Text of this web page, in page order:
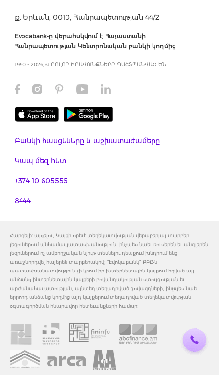
ք. Երևան, 0010, Հանրապետության 44/2
Evocabank-ը վերահսկվում է Հայաստանի
Հանրապետության Կենտրոնական բանկի կողմից
1990 - 2026, © ԲՈԼՈՐ ԻՐԱՎՈՒՆՔՆԵՐԸ ՊԱՇՏՊԱՆՎԱԾ ԵՆ
Բանկի հասցեները և աշխատաժամերը
Կապ մեզ հետ
+374 10 605555
8444
Հարգելի' այցելու, Կայքի որեւէ տեղեկատվության վերաբերյալ տարբեր
լեզուներում անհամապատասխանություն, ինչպես նաեւ ռուսերեն եւ անգլերեն
լեզուներում ոչ ամբողջական նյութ տեսնելու դեպքում խնդրում ենք
առաջնորդվել հայերեն տարբերակով: "Էվոկաբանկ" ԲԲԸ-ն
պատասխանատվություն չի կրում իր ինտերնետային կայքում հղված այլ
անձանց ինտերնետային կայքերի բովանդակության ստույգության եւ
արժանահավատության, այնտեղ տեղադրված գովազդների, ինչպես նաեւ
երրորդ անձանց կողմից այդ կայքերում տեղադրված տեղեկատվության
օգտագործման հնարավոր հետեւանքների համար: